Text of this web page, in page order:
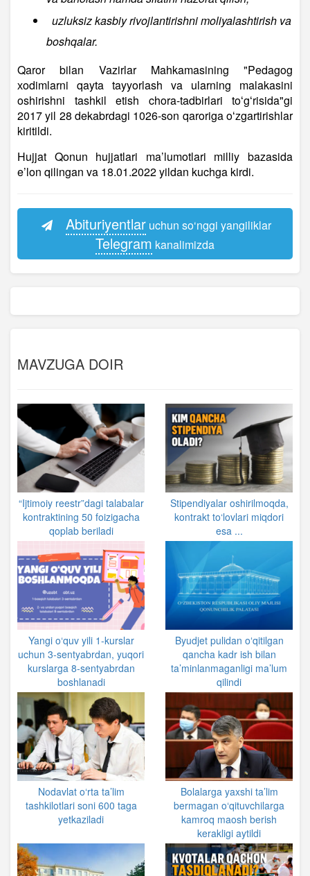
uzluksiz kasbiy rivojlantirishni moliyalashtirish va
boshqalar.
Qaror bilan Vazirlar Mahkamasining "Pedagog
хodimlarni qayta tayyorlash va ularning malakasini
oshirishni tashkil etish chora-tadbirlari toʻgʻrisida"gi
2017 yil 28 dekabrdagi 1026-son qaroriga oʻzgartirishlar
kiritildi.
Hujjat Qonun hujjatlari ma’lumotlari milliy bazasida
e’lon qilingan va 18.01.2022 yildan kuchga kirdi.
Abituriyentlaruchun so‘nggi yangiliklar
Telegram kanalimizda
MAVZUGA DOIR
“Ijtimoiy reestr”dagi talabalar
kontraktining 50 foizigacha
qoplab beriladi
Stipendiyalar oshirilmoqda,
kontrakt to‘lovlari miqdori
esa ...
Yangi o‘quv yili 1-kurslar
uchun 3-sentyabrdan, yuqori
kurslarga 8-sentyabrdan
boshlanadi
Byudjet pulidan oʻqitilgan
qancha kadr ish bilan
ta’minlanmaganligi ma’lum
qilindi
Nodavlat o‘rta ta’lim
tashkilotlari soni 600 taga
yetkaziladi
Bolalarga yaxshi ta’lim
bermagan o‘qituvchilarga
kamroq maosh berish
kerakligi aytildi